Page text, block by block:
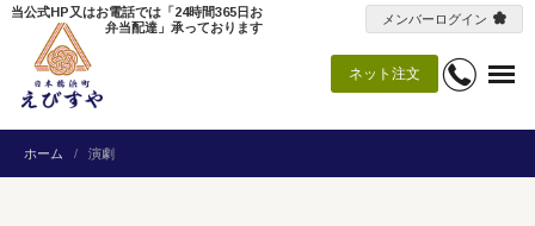
ネット注文
当公式HP又はお電話では「24時間365日お
弁当配達」承っております
メンバーログイン
ホーム 演劇